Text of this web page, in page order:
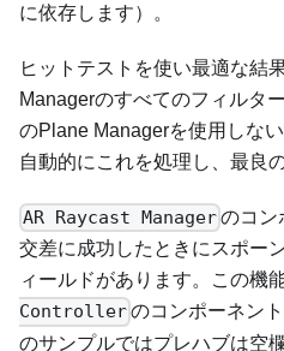
に依存します）。
ヒットテストを使い最適な結
Managerのすべてのフィルタ
のPlane Managerを使用しな
自動的にこれを処理し、最良
AR Raycast Managerのコン
交差に成功したときにスポー
ィールドがあります。この機
Controllerのコンポーネン
のサンプルではプレハブは空